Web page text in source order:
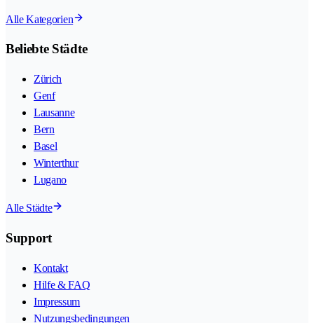
Alle Kategorien
Beliebte Städte
Zürich
Genf
Lausanne
Bern
Basel
Winterthur
Lugano
Alle Städte
Support
Kontakt
Hilfe & FAQ
Impressum
Nutzungsbedingungen